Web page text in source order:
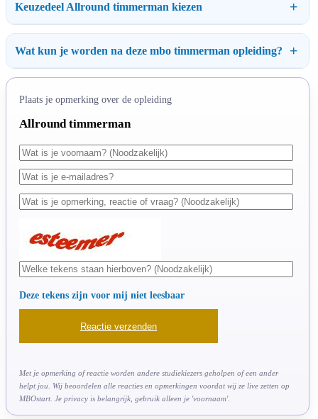
Keuzedeel Allround timmerman kiezen
Wat kun je worden na deze mbo timmerman opleiding?
Plaats je opmerking over de opleiding
Allround timmerman
Deze tekens zijn voor mij niet leesbaar
Met je opmerking of reactie worden andere studiekiezers geholpen of een ander
helpt jou. Wij beoordelen alle reacties en opmerkingen voordat wij ze live zetten op
MBOstart. Je privacy is belangrijk, gebruik alleen je 'voornaam'.